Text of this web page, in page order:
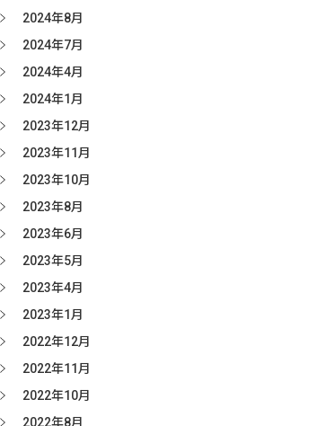
2024年8月
2024年7月
2024年4月
2024年1月
2023年12月
2023年11月
2023年10月
2023年8月
2023年6月
2023年5月
2023年4月
2023年1月
2022年12月
2022年11月
2022年10月
2022年8月